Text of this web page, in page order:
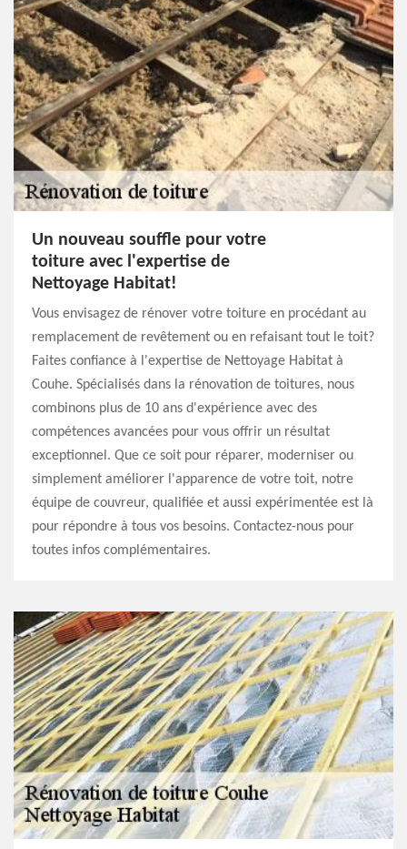
Un nouveau souffle pour votre
toiture avec l'expertise de
Nettoyage Habitat!
Vous envisagez de rénover votre toiture en procédant au
remplacement de revêtement ou en refaisant tout le toit?
Faites confiance à l'expertise de Nettoyage Habitat à
Couhe. Spécialisés dans la rénovation de toitures, nous
combinons plus de 10 ans d'expérience avec des
compétences avancées pour vous offrir un résultat
exceptionnel. Que ce soit pour réparer, moderniser ou
simplement améliorer l'apparence de votre toit, notre
équipe de couvreur, qualifiée et aussi expérimentée est là
pour répondre à tous vos besoins. Contactez-nous pour
toutes infos complémentaires.